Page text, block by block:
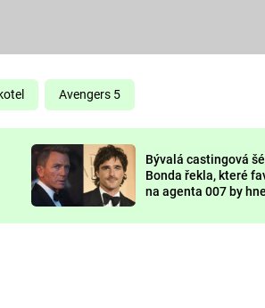
Prima
Sledujte nás
Avengers 5
Bývalá castingová
Bonda řekla, které
na agenta 007 by